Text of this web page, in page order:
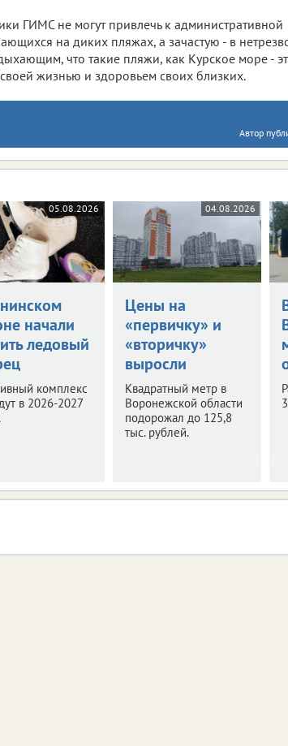
ГИМС не могут привлечь к административной
на диких пляжах, а зачастую - в
что такие пляжи, как Курское море -
жизнью и здоровьем своих близких.
Автор
05.08.2026
начали
ледовый
комплекс
в 2026-2027
04.08.2026
Цены на
«первичку» и
«вторичку»
выросли
Квадратный метр в
Воронежской области
подорожал до 125,8
тыс. рублей.